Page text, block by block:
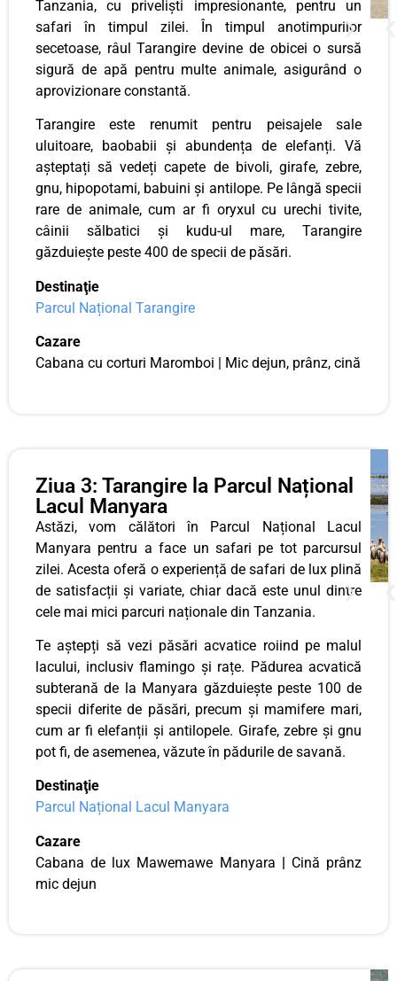
Tanzania, cu priveliști impresionante, pentru un
safari în timpul zilei. În timpul anotimpurilor
secetoase, râul Tarangire devine de obicei o sursă
sigură de apă pentru multe animale, asigurând o
aprovizionare constantă.
Tarangire este renumit pentru peisajele sale
uluitoare, baobabii și abundența de elefanți. Vă
așteptați să vedeți capete de bivoli, girafe, zebre,
gnu, hipopotami, babuini și antilope. Pe lângă specii
rare de animale, cum ar fi oryxul cu urechi tivite,
câinii sălbatici și kudu-ul mare, Tarangire
găzduiește peste 400 de specii de păsări.
Destinaţie
Parcul Național Tarangire
Cazare
Cabana cu corturi Maromboi | Mic dejun, prânz, cină
Ziua 3: Tarangire la Parcul Național
Lacul Manyara
Astăzi, vom călători în Parcul Național Lacul
Manyara pentru a face un safari pe tot parcursul
zilei. Acesta oferă o experiență de safari de lux plină
de satisfacții și variate, chiar dacă este unul dintre
cele mai mici parcuri naționale din Tanzania.
Te aștepți să vezi păsări acvatice roiind pe malul
lacului, inclusiv flamingo și rațe. Pădurea acvatică
subterană de la Manyara găzduiește peste 100 de
specii diferite de păsări, precum și mamifere mari,
cum ar fi elefanții și antilopele. Girafe, zebre și gnu
pot fi, de asemenea, văzute în pădurile de savană.
Destinaţie
Parcul Național Lacul Manyara
Cazare
Cabana de lux Mawemawe Manyara | Cină prânz
mic dejun